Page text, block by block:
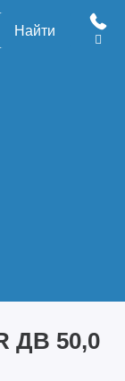
Найти
ДВ 50,0